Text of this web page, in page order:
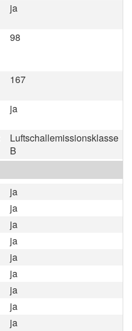
ja
98
167
ja
Luftschallemissionsklasse
B
ja
ja
ja
ja
ja
ja
ja
ja
ja